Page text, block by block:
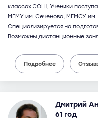
классах СОШ. Ученики
МГМУ им. Сеченова, МГМСУ им.
Специализируется на
Возможны дистанционные
Подробнее
Дмитрий
61 год